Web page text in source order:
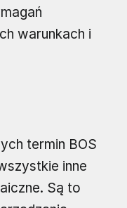
warunkach i
termin BOS
inne
Są to